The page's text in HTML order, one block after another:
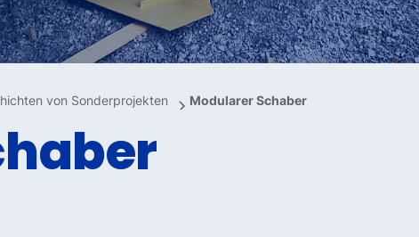
von Sonderprojekten Modularer Schaber